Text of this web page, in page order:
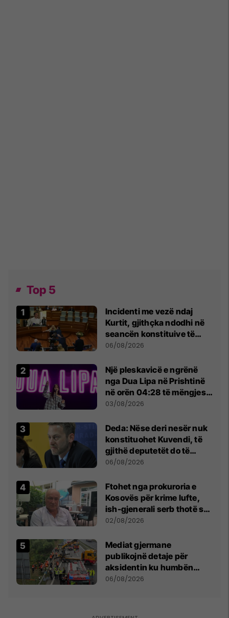
Top 5
Incidenti me vezë ndaj
Kurtit, gjithçka ndodhi në
seancën konstituive të
Kuvendit
06/08/2026
Një pleskavicë e ngrënë
nga Dua Lipa në Prishtinë
në orën 04:28 të mëngjesit
- dhe bota digjitale serbe
03/08/2026
Deda: Nëse deri nesër nuk
konstituohet Kuvendi, të
gjithë deputetët do të
bëjnë shkelje të rëndë
06/08/2026
Ftohet nga prokuroria e
Kosovës për krime lufte,
ish-gjenerali serb thotë se
dikush e tradhtoi në
02/08/2026
Mediat gjermane
publikojnë detaje për
aksidentin ku humbën
jetën tre mërgimtarë nga
06/08/2026